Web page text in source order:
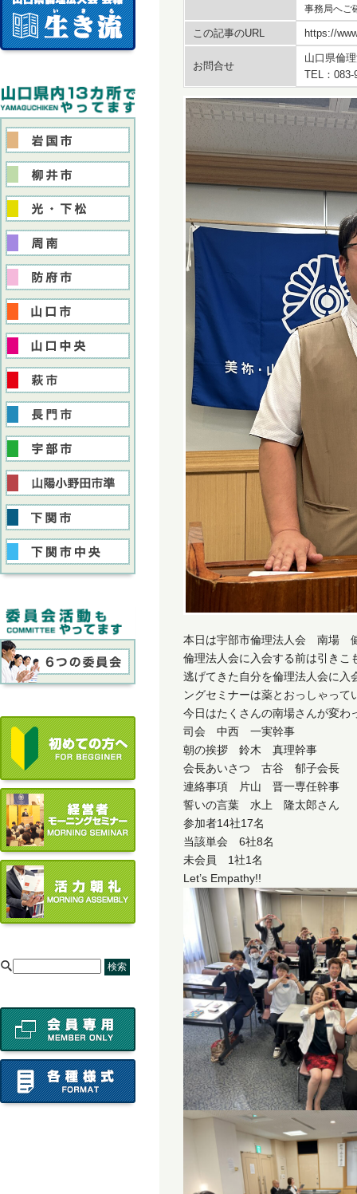
事務局へご
この記事のURL https://
お問合せ
山口県倫
TEL：
本日は宇部市倫理法人会 南場
倫理法人会に入会する前は引きこ
逃げてきた自分を倫理法人会に入
ングセミナーは薬とおっしゃって
今日はたくさんの南場さんが変わ
司会 中西 一実幹事
朝の挨拶 鈴木 真理幹事
会長あいさつ 古谷 郁子会長
連絡事項 片山 晋一専任幹事
誓いの言葉 水上 隆太郎さん
参加者14社17名
当該単会 6社8名
未会員 1社1名
Let’s Empathy!!
[